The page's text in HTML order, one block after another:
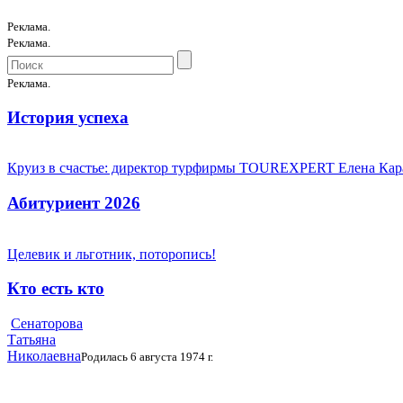
Реклама.
Реклама.
Реклама.
История успеха
Круиз в счастье: директор турфирмы TOUREXPERT Елена
Абитуриент 2026
Целевик и льготник, поторопись!
Кто есть кто
Сенаторова
Татьяна
НиколаевнаРодилась 6 августа 1974 г.